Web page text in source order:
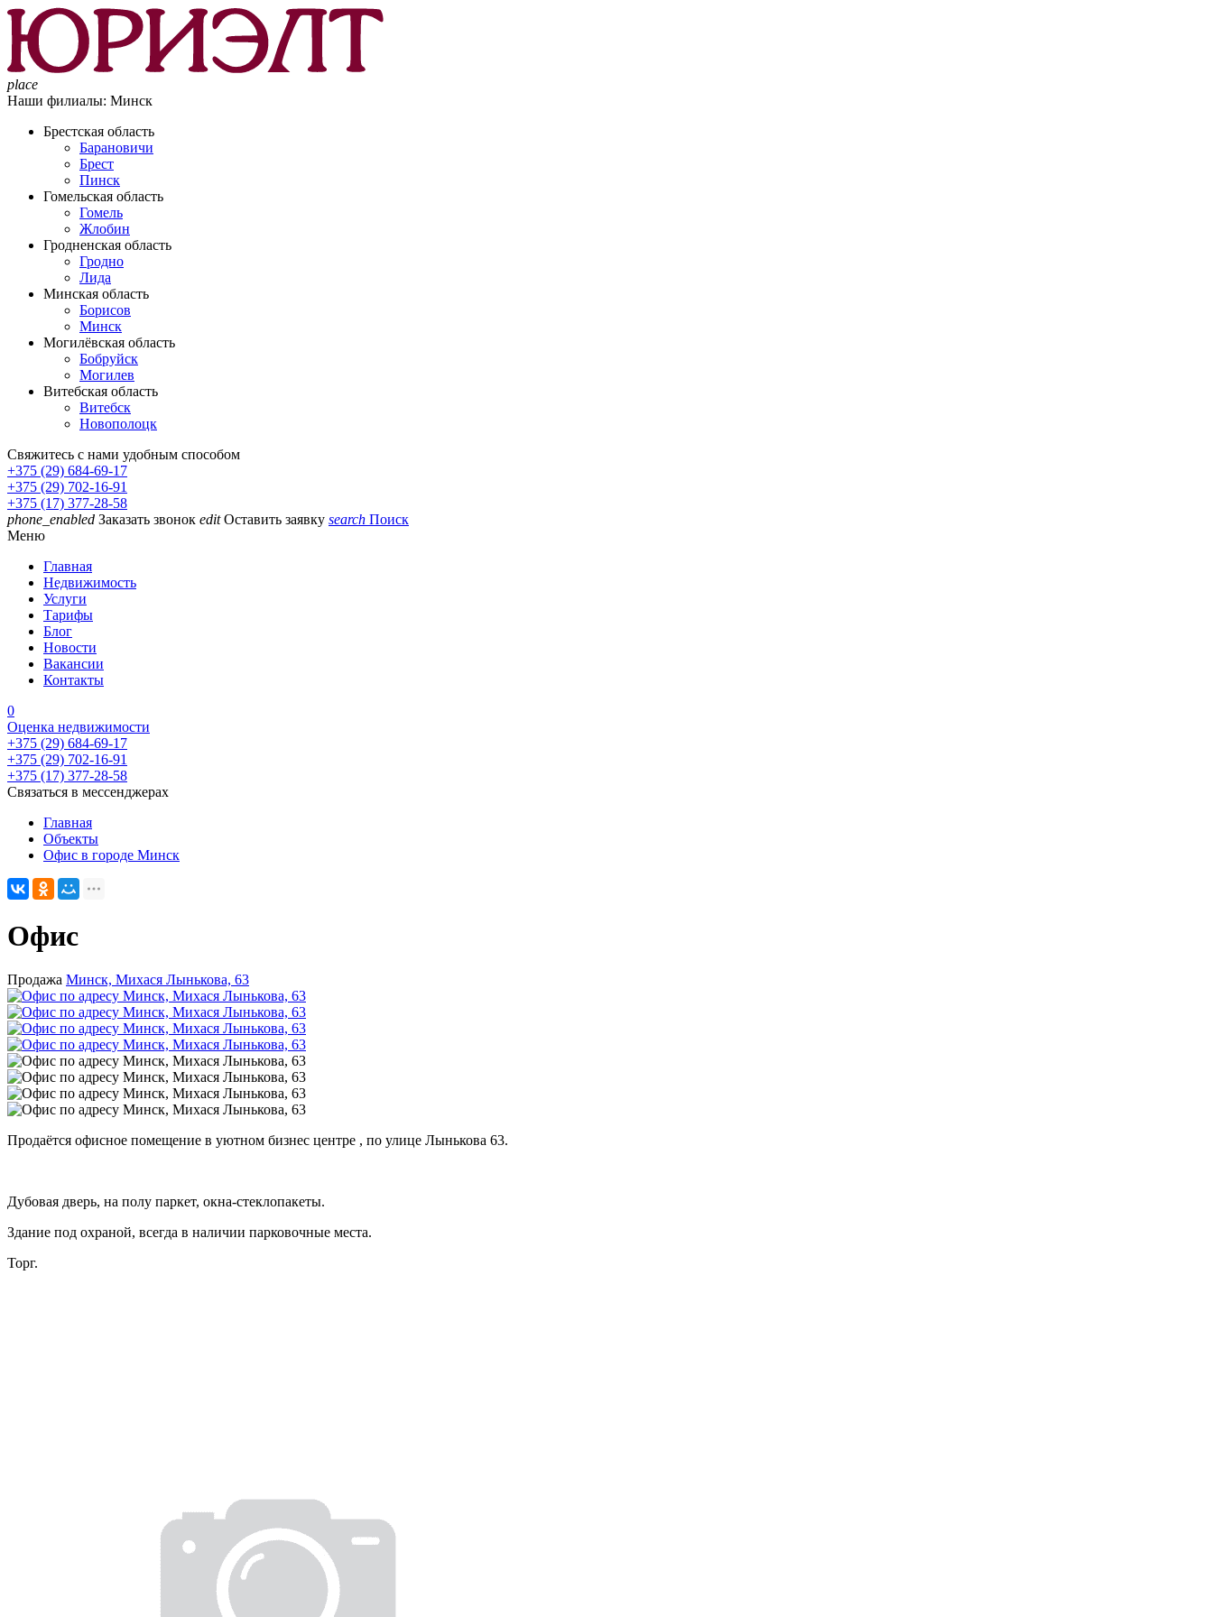
place
Наши филиалы: Минск
Брестская область
Барановичи
Брест
Пинск
Гомельская область
Гомель
Жлобин
Гродненская область
Гродно
Лида
Минская область
Борисов
Минск
Могилёвская область
Бобруйск
Могилев
Витебская область
Витебск
Новополоцк
Свяжитесь с нами удобным способом
+375 (29) 684-69-17
+375 (29) 702-16-91
+375 (17) 377-28-58
phone_enabled Заказать звонок edit Оставить заявку search Поиск
Меню
Главная
Недвижимость
Услуги
Тарифы
Блог
Новости
Вакансии
Контакты
0
Оценка недвижимости
+375 (29) 684-69-17
+375 (29) 702-16-91
+375 (17) 377-28-58
Связаться в мессенджерах
Главная
Объекты
Офис в городе Минск
Офис
Продажа Минск, Михася Лынькова, 63
Продаётся офисное помещение в уютном бизнес центре , по улице Лынькова 63.
Дубовая дверь, на полу паркет, окна-стеклопакеты.
Здание под охраной, всегда в наличии парковочные места.
Торг.